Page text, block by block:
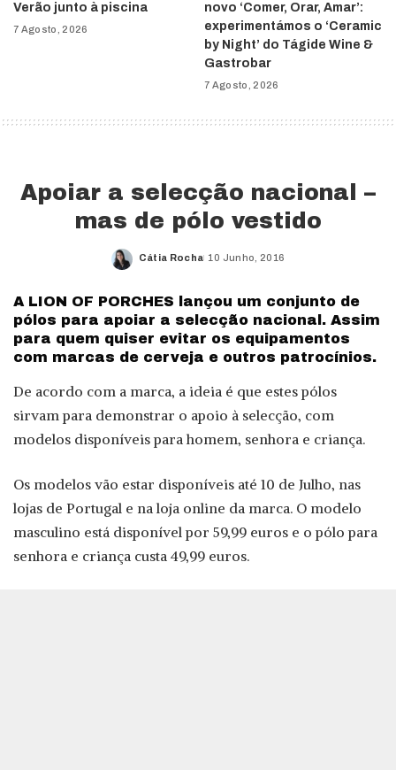
Verão junto à piscina
7 Agosto, 2026
novo ‘Comer, Orar, Amar’:
experimentámos o ‘Ceramic
by Night’ do Tágide Wine &
Gastrobar
7 Agosto, 2026
Apoiar a selecção nacional –
mas de pólo vestido
Posted
Cátia Rocha 10 Junho, 2016
A LION OF PORCHES lançou um conjunto de
pólos para apoiar a selecção nacional. Assim
para quem quiser evitar os equipamentos
com marcas de cerveja e outros patrocínios.
De acordo com a marca, a ideia é que estes pólos
sirvam para demonstrar o apoio à selecção, com
modelos disponíveis para homem, senhora e criança.
Os modelos vão estar disponíveis até 10 de Julho, nas
lojas de Portugal e na loja online da marca. O modelo
masculino está disponível por 59,99 euros e o pólo para
senhora e criança custa 49,99 euros.